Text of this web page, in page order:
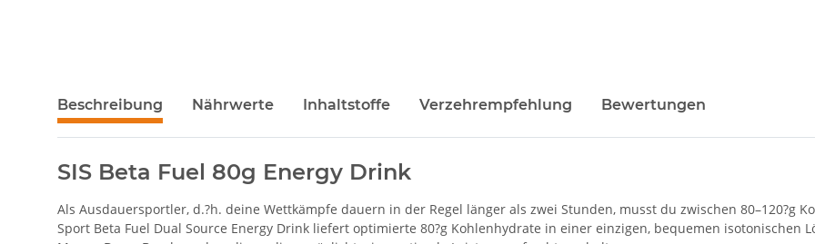
Beschreibung Nährwerte Inhaltstoffe Verzehrempfehlung Bewertungen
SIS Beta Fuel 80g Energy Drink
Als Ausdauersportler, d.?h. deine Wettkämpfe dauern in der Regel länger als zwei Stunden, musst du zwischen 80–120?g
Sport Beta Fuel Dual Source Energy Drink liefert optimierte 80?g Kohlenhydrate in einer einzigen, bequemen isotonischen